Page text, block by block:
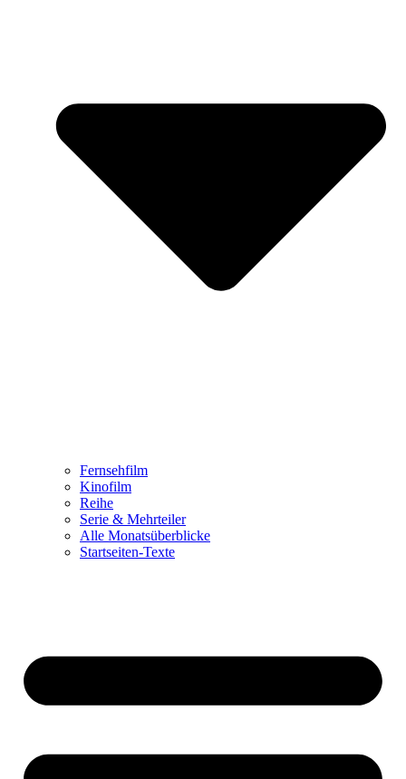
Fernsehfilm
Kinofilm
Reihe
Serie & Mehrteiler
Alle Monatsüberblicke
Startseiten-Texte